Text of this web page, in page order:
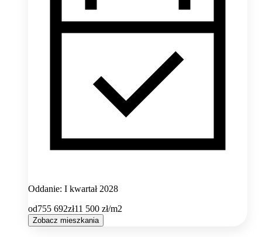
Oddanie: I kwartał 2028
od755 692zł11 500 zł/m2
Zobacz mieszkania